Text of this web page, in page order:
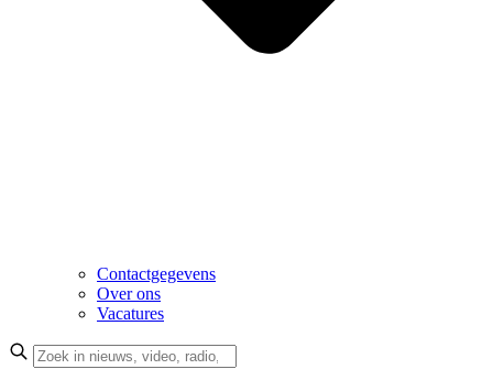
Contactgegevens
Over ons
Vacatures